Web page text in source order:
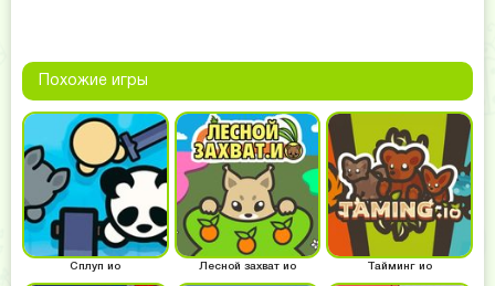
Похожие игры
Сплуп ио Лесной захват ио Тайминг ио